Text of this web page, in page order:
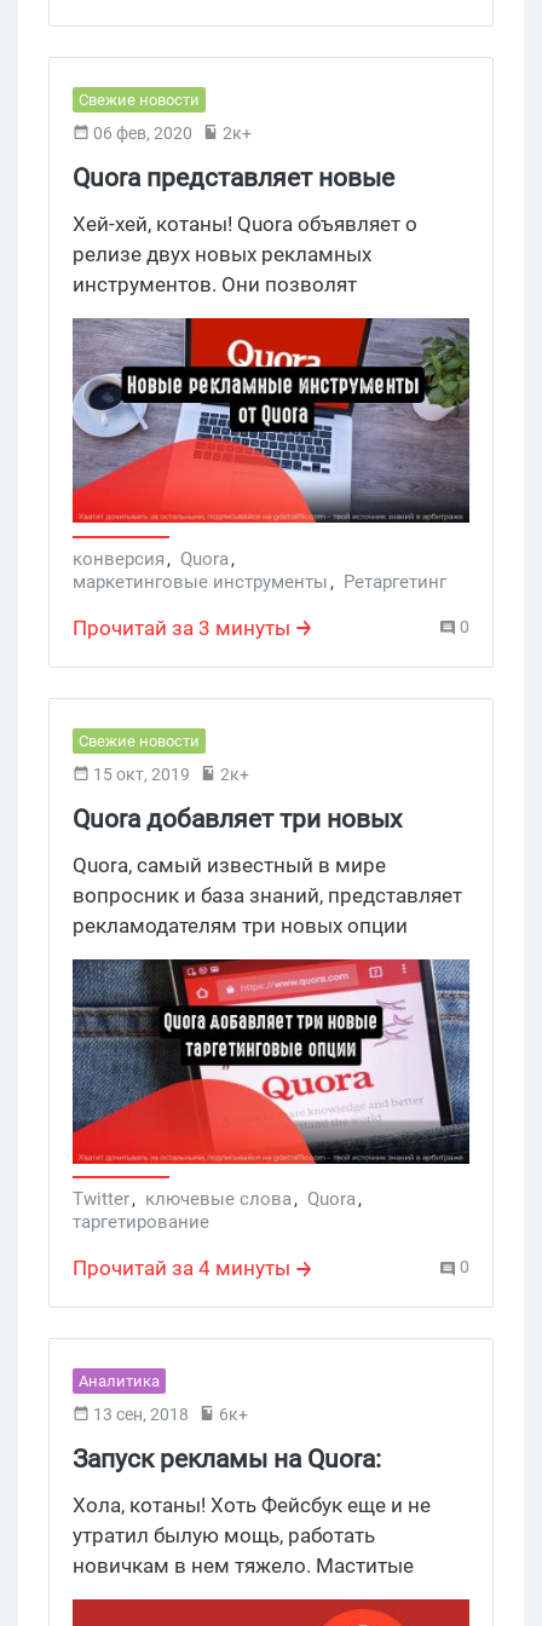
некоторых арбитражников.
Свежие новости
06 фев, 2020 2к+
Quora представляет новые
рекламные инструменты
Хей-хей, котаны! Quora объявляет о
релизе двух новых рекламных
инструментов. Они позволят
рекламодателям более точно измерить
и оценить конверсию на сайте.
конверсия, Quora,
маркетинговые инструменты, Ретаргетинг
Прочитай за 3 минуты 0
Свежие новости
15 окт, 2019 2к+
Quora добавляет три новых
таргетинговых опции
Quora, самый известный в мире
вопросник и база знаний, представляет
рекламодателям три новых опции
таргетирования. Среди них удобный
инструмент таргетирования по истории
ключевых слов.
Twitter, ключевые слова, Quora,
таргетирование
Прочитай за 4 минуты 0
Аналитика
13 сен, 2018 6к+
Запуск рекламы на Quora:
пошаговая инструкция
Хола, котаны! Хоть Фейсбук еще и не
утратил былую мощь, работать
новичкам в нем тяжело. Маститые
арбитражники быстро выжирают